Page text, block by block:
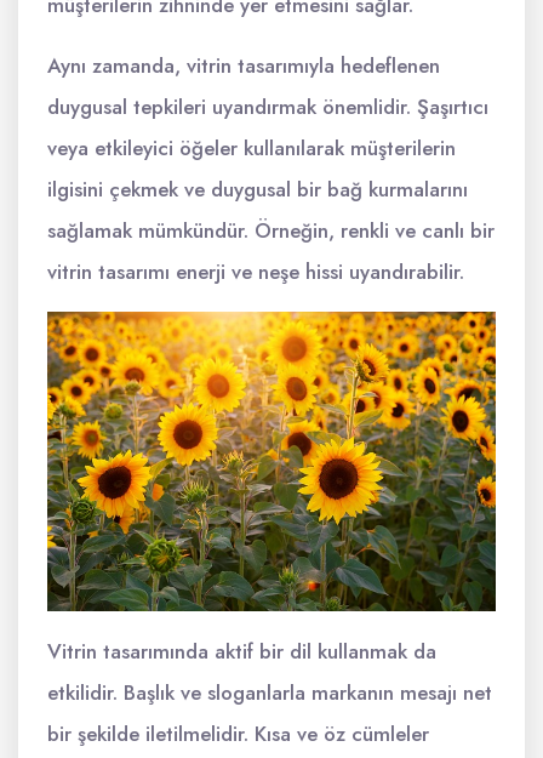
Aynı zamanda, vitrin tasarımıyla hedeflenen
duygusal tepkileri uyandırmak önemlidir. Şaşırtıcı
veya etkileyici öğeler kullanılarak müşterilerin
ilgisini çekmek ve duygusal bir bağ kurmalarını
sağlamak mümkündür. Örneğin, renkli ve canlı bir
vitrin tasarımı enerji ve neşe hissi uyandırabilir.
Vitrin tasarımında aktif bir dil kullanmak da
etkilidir. Başlık ve sloganlarla markanın mesajı net
bir şekilde iletilmelidir. Kısa ve öz cümleler